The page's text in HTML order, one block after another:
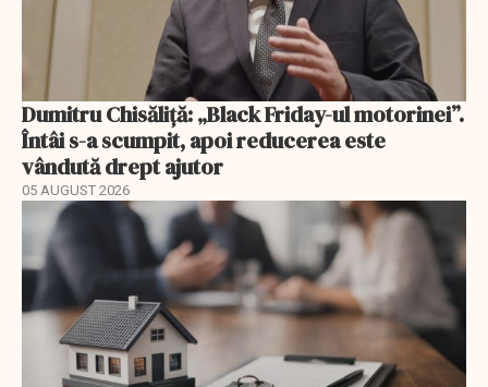
Dumitru Chisăliță: „Black Friday-ul motorinei”.
Întâi s-a scumpit, apoi reducerea este
vândută drept ajutor
05 AUGUST 2026